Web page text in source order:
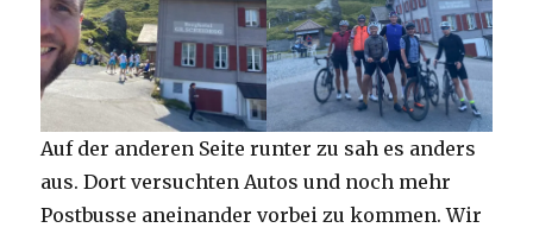
Auf der anderen Seite runter zu sah es anders
aus. Dort versuchten Autos und noch mehr
Postbusse aneinander vorbei zu kommen. Wir